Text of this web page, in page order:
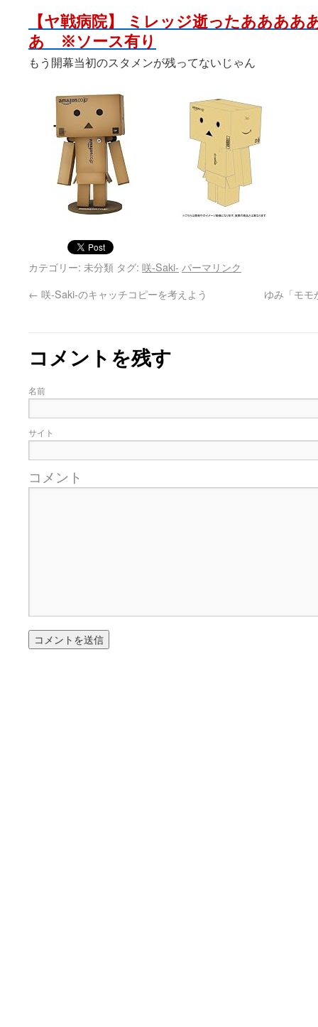
【ヤ戦病院】 ミレッジ逝ったああああ
あ ※ソース有り
もう開幕当初のスタメンが残ってないじゃん
カテゴリー: 未分類 タグ: 咲-Saki- パーマリンク
← 咲-Saki-のキャッチコピーを考えよう ゆみ「モ
コメントを残す
名前
サイト
コメント